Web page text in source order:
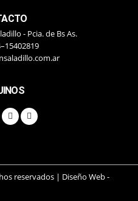
- Pcia. de Bs As.
reservados | Diseño Web-